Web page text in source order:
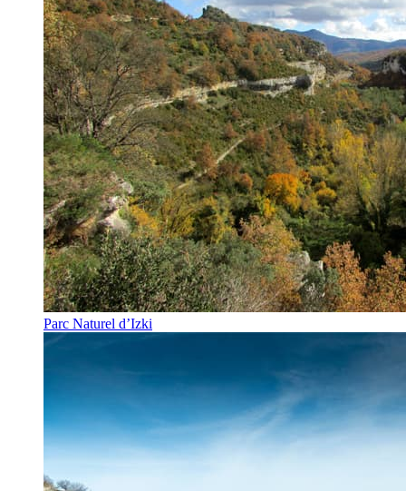
Parc Naturel d’Izki